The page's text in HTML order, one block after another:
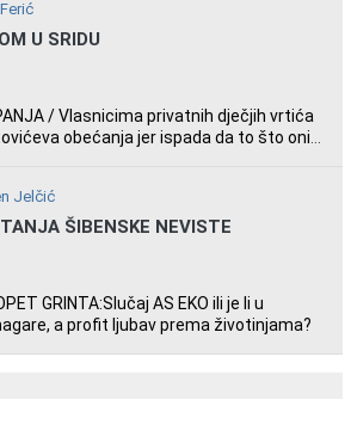
U SRIDU
/ Vlasnicima privatnih dječjih vrtića
obećanja jer ispada da to što oni
Jelčić
ŠIBENSKE NEVISTE
GRINTA:Slučaj AS EKO ili je li u
a profit ljubav prema životinjama?